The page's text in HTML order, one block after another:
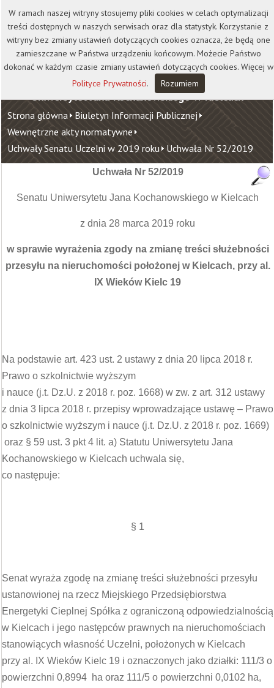
Kontakt Biblioteka
Wydawnictwo
Wirtualna Uczelnia
Uniwersytet Jana Kochanowskiego w Kielcach
Strona główna Biuletyn Informacji Publicznej
Wewnętrzne akty normatywne
Uchwały Senatu Uczelni w 2019 roku Uchwała Nr 52/2019
Uchwała Nr 52/2019
Senatu Uniwersytetu Jana Kochanowskiego w Kielcach
z dnia 28 marca 2019 roku
w sprawie wyrażenia zgody na zmianę treści służebności
przesyłu na nieruchomości położonej w Kielcach, przy al.
IX Wieków Kielc 19
Na podstawie art. 423 ust. 2 ustawy z dnia 20 lipca 2018 r.
Prawo o szkolnictwie wyższym
i nauce (j.t. Dz.U. z 2018 r. poz. 1668) w zw. z art. 312 ustawy
z dnia 3 lipca 2018 r. przepisy wprowadzające ustawę – Prawo
o szkolnictwie wyższym i nauce (j.t. Dz.U. z 2018 r. poz. 1669)
oraz § 59 ust. 3 pkt 4 lit. a) Statutu Uniwersytetu Jana
Kochanowskiego w Kielcach uchwala się,
co następuje:
§ 1
Senat wyraża zgodę na zmianę treści służebności przesyłu
ustanowionej na rzecz Miejskiego Przedsiębiorstwa
Energetyki Cieplnej Spółka z ograniczoną odpowiedzialnością
w Kielcach i jego następców prawnych na nieruchomościach
stanowiących własność Uczelni, położonych w Kielcach
przy al. IX Wieków Kielc 19 i oznaczonych jako działki: 111/3 o
powierzchni 0,8994 ha oraz 111/5 o powierzchni 0,0102 ha,
W ramach naszej witryny stosujemy pliki cookies w celach optymalizacji
treści dostępnych w naszych serwisach oraz dla statystyk. Korzystanie z
witryny bez zmiany ustawień dotyczących cookies oznacza, że będą one
zamieszczane w Państwa urządzeniu końcowym. Możecie Państwo
dokonać w każdym czasie zmiany ustawień dotyczących cookies. Więcej w
Polityce Prywatności. Rozumiem